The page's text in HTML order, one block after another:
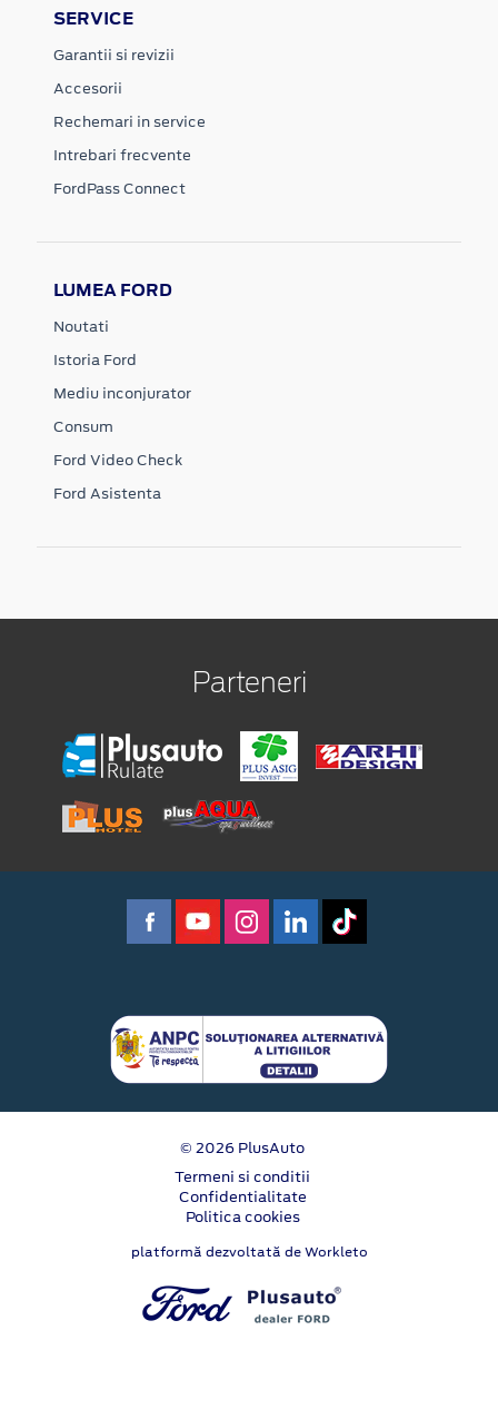
SERVICE
Garantii si revizii
Accesorii
Rechemari in service
Intrebari frecvente
FordPass Connect
LUMEA FORD
Noutati
Istoria Ford
Mediu inconjurator
Consum
Ford Video Check
Ford Asistenta
Parteneri
© 2026 PlusAuto
Termeni si conditii
Confidentialitate
Politica cookies
platformă dezvoltată de Workleto